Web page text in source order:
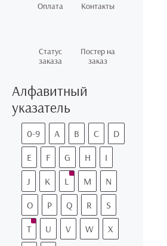
Оплата Контакты
Статус
заказа
Постер на
заказ
Алфавитный
указатель
0-9 A B C
D
E
F G H
I
J
K L M
N
O
P Q R
S
T
U V W
X